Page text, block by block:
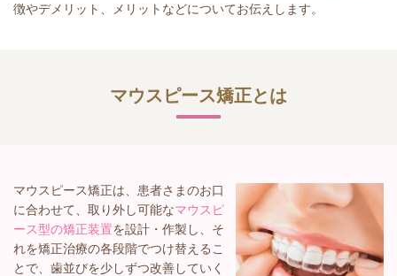
徴やデメリット、メリットなどについてお伝えします。
マウスピース矯正とは
マウスピース矯正は、患者さまのお口
に合わせて、取り外し可能なマウスピ
ース型の矯正装置を設計・作製し、そ
れを矯正治療の各段階でつけ替えるこ
とで、歯並びを少しずつ改善していく